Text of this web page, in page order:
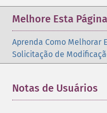
Melhore Esta Página
Aprenda Como Melhorar
Solicitação de
Notas de Usuários